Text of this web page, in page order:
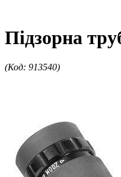
Підзорна
(Код: 913540)